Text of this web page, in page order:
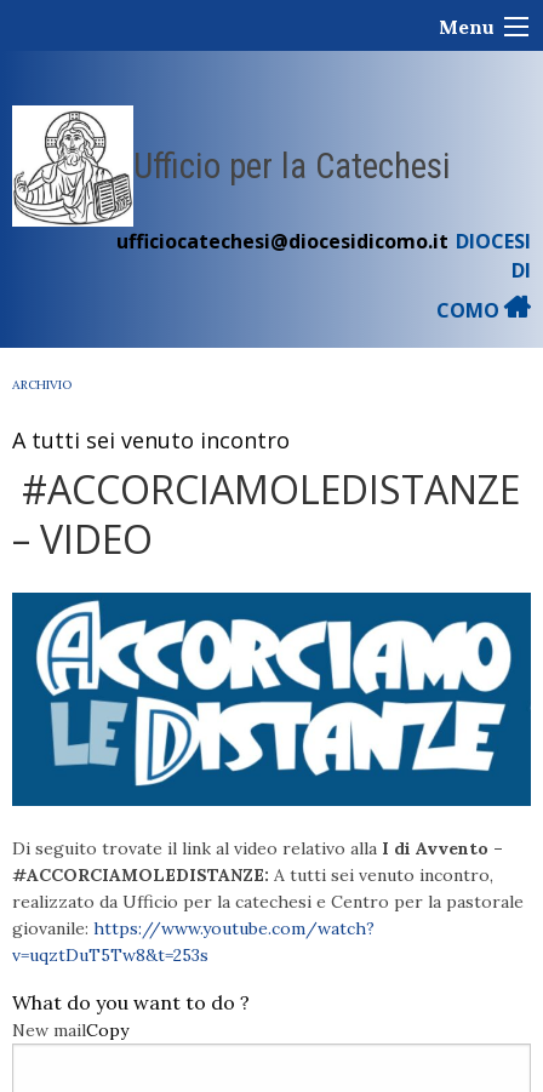
Menu
Ufficio per la Catechesi
ufficiocatechesi@diocesidicomo.it DIOCESI
DI
COMO
ARCHIVIO
A tutti sei venuto incontro
#ACCORCIAMOLEDISTANZE
– VIDEO
Di seguito trovate il link al video relativo alla I di Avvento –
#ACCORCIAMOLEDISTANZE: A tutti sei venuto incontro,
realizzato da Ufficio per la catechesi e Centro per la pastorale
giovanile: https://www.youtube.com/watch?
v=uqztDuT5Tw8&t=253s
What do you want to do ?
New mailCopy